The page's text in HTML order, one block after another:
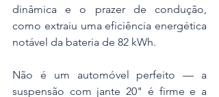
dinâmica e o prazer de condução,
como extraiu uma eficiência energética
notável da bateria de 82 kWh.
Não é um automóvel perfeito — a
suspensão com jante 20" é firme e a